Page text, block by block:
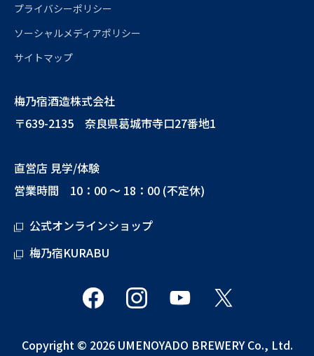
プライバシーポリシー
ソーシャルメディアポリシー
サイトマップ
梅乃宿酒造株式会社
〒639-2135 奈良県葛城市寺口27番地1
直営店 見学/体験
営業時間 10：00 ～ 18：00 (不定休)
公式オンラインショップ
梅乃宿KURABU
Copyright © 2026 UMENOYADO BREWERY Co., Ltd.